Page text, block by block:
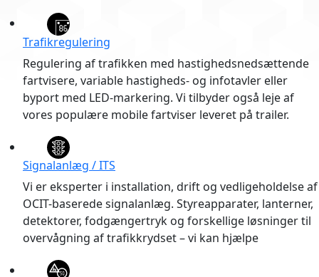
Trafikregulering
Regulering af trafikken med hastighedsnedsættende
fartvisere, variable hastigheds- og infotavler eller
byport med LED-markering. Vi tilbyder også leje af
vores populære mobile fartviser leveret på trailer.
Signalanlæg / ITS
Vi er eksperter i installation, drift og vedligeholdelse af
OCIT-baserede signalanlæg. Styreapparater, lanterner,
detektorer, fodgængertryk og forskellige løsninger til
overvågning af trafikkrydset – vi kan hjælpe